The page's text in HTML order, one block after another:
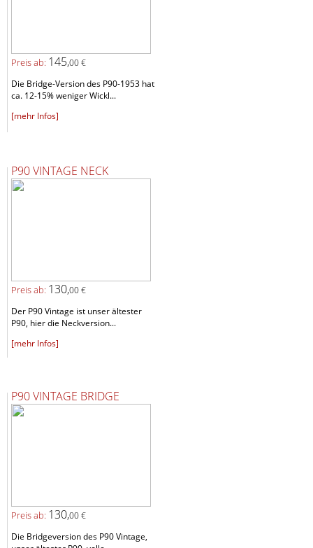
Preis ab: 145,00 €
Die Bridge-Version des P90-1953 hat
ca. 12-15% weniger Wickl...
[mehr Infos]
P90 VINTAGE NECK
Preis ab: 130,00 €
Der P90 Vintage ist unser ältester
P90, hier die Neckversion...
[mehr Infos]
P90 VINTAGE BRIDGE
Preis ab: 130,00 €
Die Bridgeversion des P90 Vintage,